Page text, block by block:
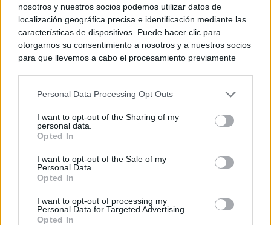
nosotros y nuestros socios podemos utilizar datos de
localización geográfica precisa e identificación mediante las
características de dispositivos. Puede hacer clic para
otorgarnos su consentimiento a nosotros y a nuestros socios
para que llevemos a cabo el procesamiento previamente
negar su consentimiento. Tenga en cuenta que algún
de su consentimiento, pero usted tiene el derecho de
rechazar tal procesamiento. Sus preferencias se aplicarán
cualquier momento entrando de nuevo en este sitio web o
visitando nuestra política de privacidad.
Personal Data Processing Opt Outs
I want to opt-out of the Sharing of my
personal data.
Opted In
I want to opt-out of the Sale of my
Personal Data.
Opted In
I want to opt-out of processing my
Personal Data for Targeted Advertising.
Opted In